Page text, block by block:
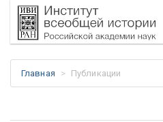
Главная Публикации